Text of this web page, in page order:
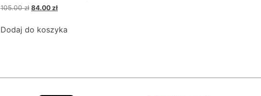
105.00zł 84.00 zł
Dodaj do koszyka